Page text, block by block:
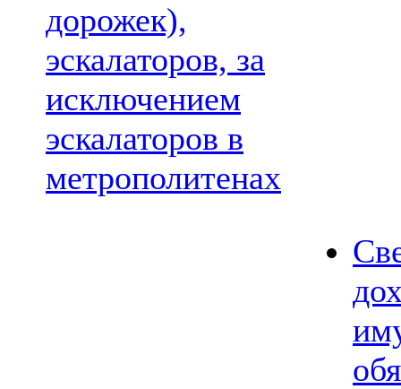
дорожек),
эскалаторов, за
исключением
эскалаторов в
метрополитенах